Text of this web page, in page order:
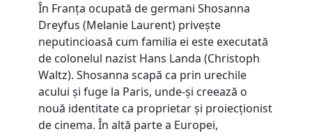
În Franța ocupată de germani Shosanna
Dreyfus (Melanie Laurent) privește
neputincioasă cum familia ei este executată
de colonelul nazist Hans Landa (Christoph
Waltz). Shosanna scapă ca prin urechile
acului și fuge la Paris, unde-și creează o
nouă identitate ca proprietar și proiecționist
de cinema. În altă parte a Europei,